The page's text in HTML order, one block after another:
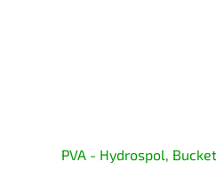
PVA - Hydrospol,